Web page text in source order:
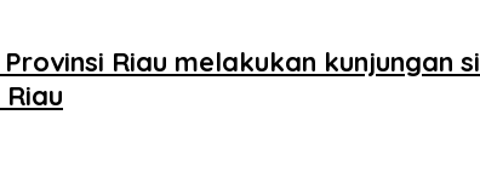
Riau melakukan kunjungan